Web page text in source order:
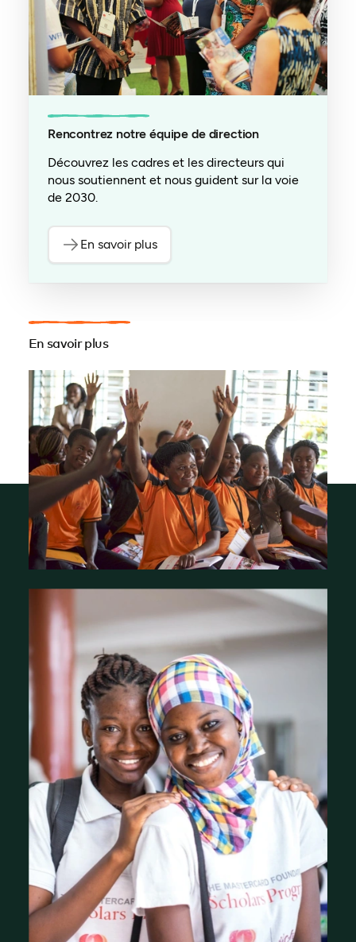
Rencontrez notre équipe de direction
Découvrez les cadres et les directeurs qui
nous soutiennent et nous guident sur la voie
de 2030.
En savoir plus
En savoir plus